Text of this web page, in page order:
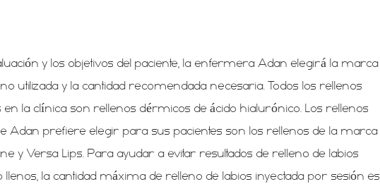
y los objetivos del paciente, la enfermera Adan elegirá la marca
utilizada y la cantidad recomendada necesaria. Todos los rellenos
en la clínica son rellenos dérmicos de ácido hialurónico. Los rellenos
Adan prefiere elegir para sus pacientes son los rellenos de la marca
y Versa Lips. Para ayudar a evitar resultados de relleno de labios
llenos, la cantidad máxima de relleno de labios inyectada por sesión es